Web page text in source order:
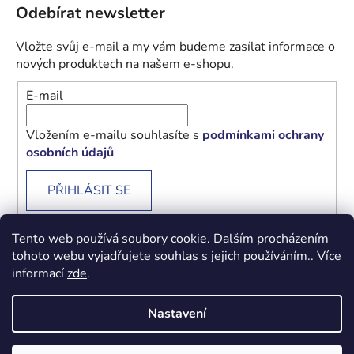
Tento web používá soubory cookie. Dalším procházením
tohoto webu vyjadřujete souhlas s jejich používáním.. Více
informacízde.
Nastavení
Odebírat newsletter
Vložte svůj e-mail a my vám budeme zasílat informace o
nových produktech na našem e-shopu.
E-mail
Vložením e-mailu souhlasíte s podmínkami ochrany
osobních údajů
PŘIHLÁSIT SE
Obchodní podmínky Podmínky ochrany osobních údajů